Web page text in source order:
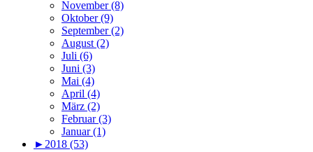
November (8)
Oktober (9)
September (2)
August (2)
Juli (6)
Juni (3)
Mai (4)
April (4)
März (2)
Februar (3)
Januar (1)
► 2018 (53)